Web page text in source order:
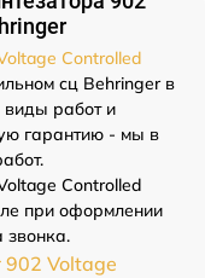
Controlled
сц Behringer в
работ и
гарантию - мы в
Controlled
при оформлении
звонка.
902 Voltage